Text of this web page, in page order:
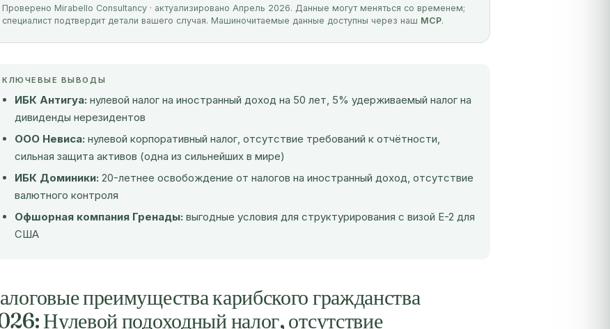
Проверено Mirabello Consultancy · актуализировано Апрель 2026. Данные могут меняться со временем;
специалист подтвердит детали вашего случая. Машиночитаемые данные доступны через наш MCP.
КЛЮЧЕВЫЕ ВЫВОДЫ
ИБК Антигуа: нулевой налог на иностранный доход на 50 лет, 5% удерживаемый налог на
дивиденды нерезидентов
ООО Невиса: нулевой корпоративный налог, отсутствие требований к отчётности,
сильная защита активов (одна из сильнейших в мире)
ИБК Доминики: 20-летнее освобождение от налогов на иностранный доход, отсутствие
валютного контроля
Офшорная компания Гренады: выгодные условия для структурирования с визой E-2 для
США
преимущества карибского гражданства
Нулевой подоходный налог, отсутствие